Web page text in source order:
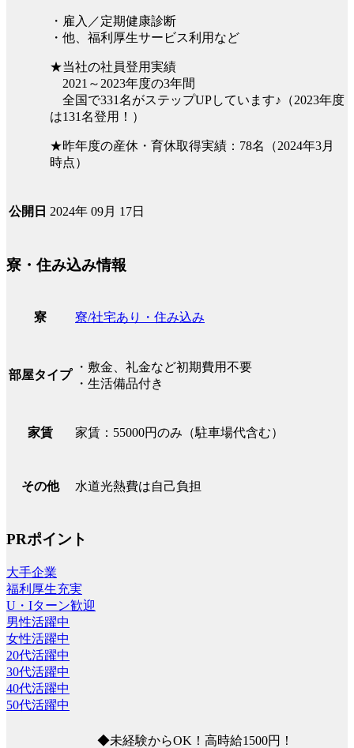
・雇入／定期健康診断
・他、福利厚生サービス利用など
★当社の社員登用実績
2021～2023年度の3年間
全国で331名がステップUPしています♪（2023年度
は131名登用！）
★昨年度の産休・育休取得実績：78名（2024年3月
時点）
公開日 2024年 09月 17日
寮・住み込み情報
寮 寮/社宅あり・住み込み
部屋タイプ
・敷金、礼金など初期費用不要
・生活備品付き
家賃 家賃：55000円のみ（駐車場代含む）
その他 水道光熱費は自己負担
PRポイント
大手企業
福利厚生充実
U・Iターン歓迎
男性活躍中
女性活躍中
20代活躍中
30代活躍中
40代活躍中
50代活躍中
◆未経験からOK！高時給1500円！